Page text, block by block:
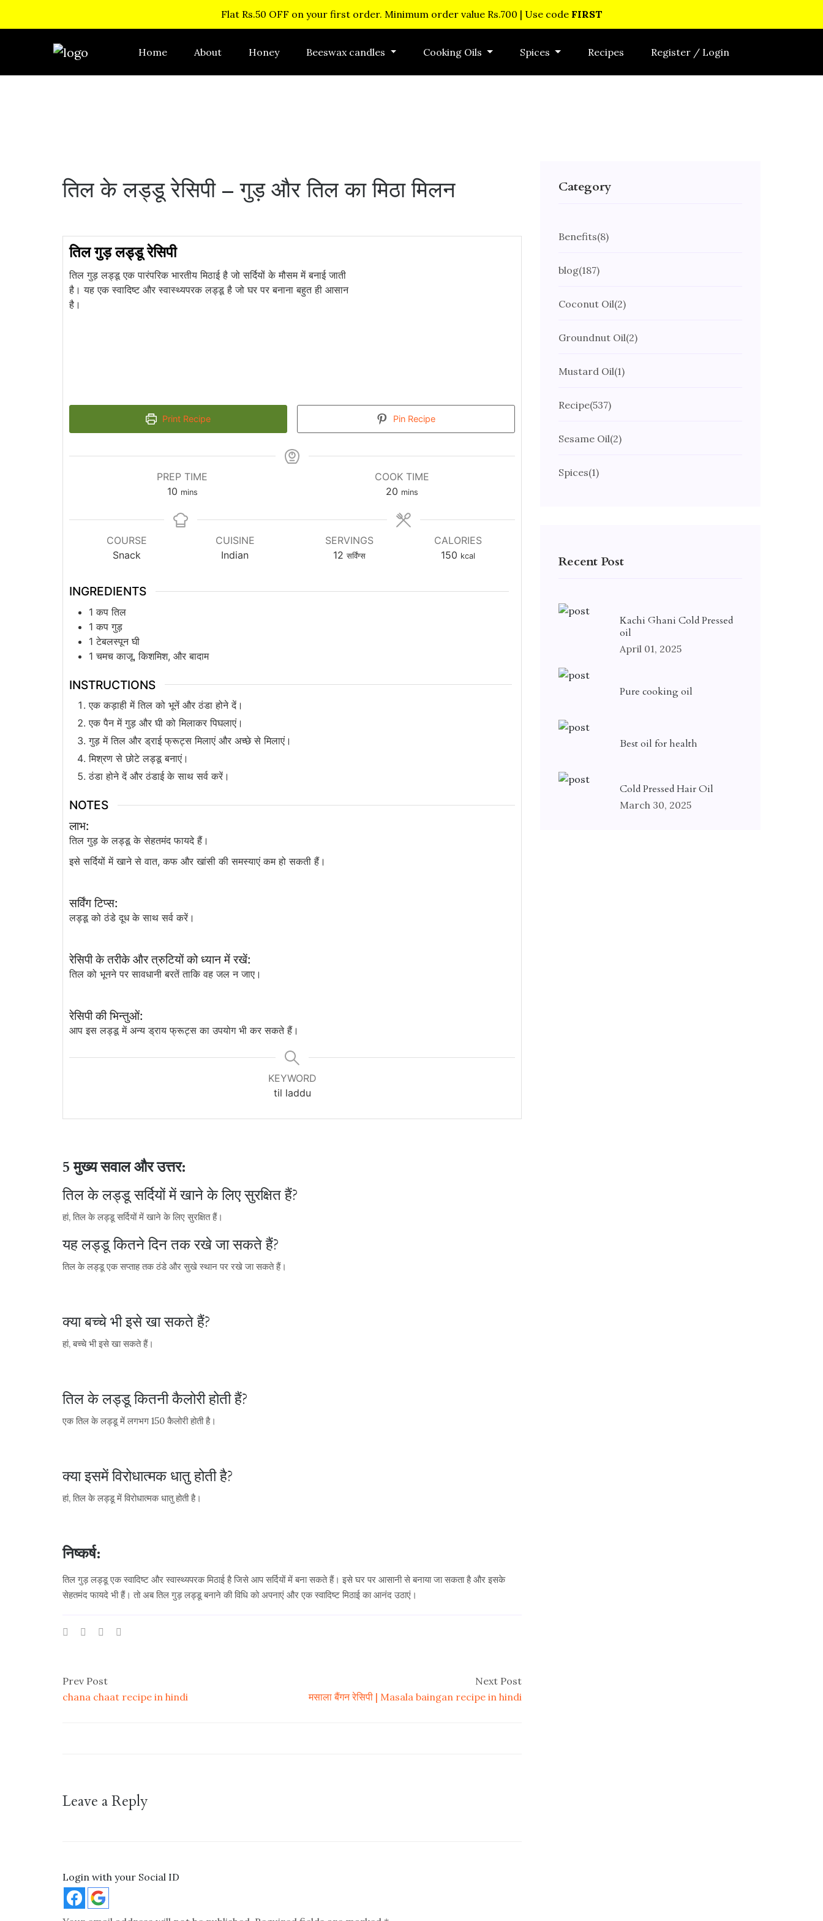
Flat Rs.50 OFF on your first order. Minimum order value Rs.700 | Use code FIRST
Home About Honey Beeswax candles Cooking Oils Spices Recipes Register / Login
तिल के लड्डू रेसिपी – गुड़ और तिल का मिठा मिलन
तिल गुड़ लड्डू रेसिपी
तिल गुड़ लड्डू एक पारंपरिक भारतीय मिठाई है जो सर्दियों के मौसम में बनाई जाती
है। यह एक स्वादिष्ट और स्वास्थ्यपरक लड्डू है जो घर पर बनाना बहुत ही आसान
है।
Print Recipe Pin Recipe
PREP TIME
10minutes
mins
COOK TIME
20 minutes
mins
COURSE
Snack
CUISINE
Indian
SERVINGS
12 सर्विंग्स
CALORIES
150 kcal
INGREDIENTS
1कप तिल
1कपगुड़
1टेबलस्पून घी
1चमच काजू, किशमिश, और बादाम
INSTRUCTIONS
एक कड़ाही में तिल को भूनें और ठंडा होने दें।
एक पैन में गुड़ और घी को मिलाकर पिघलाएं।
गुड़ में तिल और ड्राई फ्रूट्स मिलाएं और अच्छे से मिलाएं।
मिश्रण से छोटे लड्डू बनाएं।
ठंडा होने दें और ठंडाई के साथ सर्व करें।
NOTES
लाभ:
तिल गुड़ के लड्डू के सेहतमंद फायदे हैं।
इसे सर्दियों में खाने से वात, कफ और खांसी की समस्याएं कम हो सकती हैं।
सर्विंग टिप्स:
लड्डू को ठंडे दूध के साथ सर्व करें।
रेसिपी के तरीके और त्रुटियों को ध्यान में रखें:
तिल को भूनने पर सावधानी बरतें ताकि वह जल न जाए।
रेसिपी की भिन्तुओं:
आप इस लड्डू में अन्य ड्राय फ्रूट्स का उपयोग भी कर सकते हैं।
KEYWORD
til laddu
5 मुख्य सवाल और उत्तर:
तिल के लड्डू सर्दियों में खाने के लिए सुरक्षित हैं?
हां, तिल के लड्डू सर्दियों में खाने के लिए सुरक्षित हैं।
यह लड्डू कितने दिन तक रखे जा सकते हैं?
तिल के लड्डू एक सप्ताह तक ठंडे और सुखे स्थान पर रखे जा सकते हैं।
क्या बच्चे भी इसे खा सकते हैं?
हां, बच्चे भी इसे खा सकते हैं।
तिल के लड्डू कितनी कैलोरी होती हैं?
एक तिल के लड्डू में लगभग 150 कैलोरी होती है।
क्या इसमें विरोधात्मक धातु होती है?
हां, तिल के लड्डू में विरोधात्मक धातु होती है।
निष्कर्ष:
तिल गुड़ लड्डू एक स्वादिष्ट और स्वास्थ्यपरक मिठाई है जिसे आप सर्दियों में बना सकते हैं। इसे घर पर आसानी से बनाया जा सकता है और इसके
सेहतमंद फायदे भी हैं। तो अब तिल गुड़ लड्डू बनाने की विधि को अपनाएं और एक स्वादिष्ट मिठाई का आनंद उठाएं।
Prev Post
chana chaat recipe in hindi
Next Post
मसाला बैंगन रेसिपी | Masala baingan recipe in hindi
Leave a Reply
Login with your Social ID
Category
Benefits(8)
blog(187)
Coconut Oil(2)
Groundnut Oil(2)
Mustard Oil(1)
Recipe(537)
Sesame Oil(2)
Spices(1)
Recent Post
Kachi Ghani Cold Pressed
oil
April 01, 2025
Pure cooking oil
Best oil for health
Cold Pressed Hair Oil
March 30, 2025